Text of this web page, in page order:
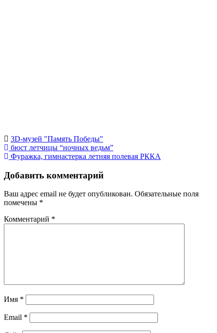
3D-музей "Память Победы"
Навигация
по
записям
бюст летчицы “ночных ведьм”
Фуражка, гимнастерка летняя полевая РККА
Добавить комментарий
Ваш адрес email не будет опубликован. Обязательные поля
помечены *
Комментарий *
Имя *
Email *